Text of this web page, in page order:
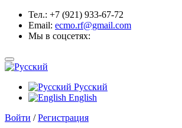
Тел.: +7 (921) 933-67-72
Email: ecmo.rf@gmail.com
Мы в соцсетях:
Русский
English
Войти /Регистрация